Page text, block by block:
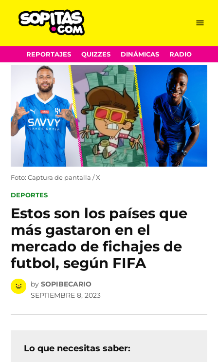
Skip
to
Menu
REPORTAJES QUIZZES DINÁMICAS RADIO
Foto: Captura de pantalla / X
POSTED
DEPORTES
Estos son los países que
más gastaron en el
mercado de fichajes de
futbol, según FIFA
by SOPIBECARIO
SEPTIEMBRE 8, 2023
Lo que necesitas saber: